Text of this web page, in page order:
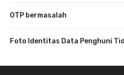
OTP bermasalah
Foto Identitas Data Penghuni